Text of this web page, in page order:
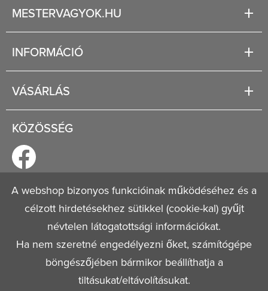
MESTERVAGYOK.HU
INFORMÁCIÓ
Jogi tudnivalók
Általános szerződési feltételek
Adatvédelmi nyilatkozat
VÁSÁRLÁS
Regisztráció
KÖZÖSSÉG
© 2026Mestervagyok.hu
Minden jog fenntartva!
A webshop bizonyos funkcióinak működéséhez és a
célzott hirdetésekhez sütikkel (cookie-kal) gyűjt
névtelen látogatottsági információkat.
Ha nem szeretné engedélyezni őket, számítógépe
böngészőjében bármikor beállíthatja a
tiltásukat/eltávolításukat.